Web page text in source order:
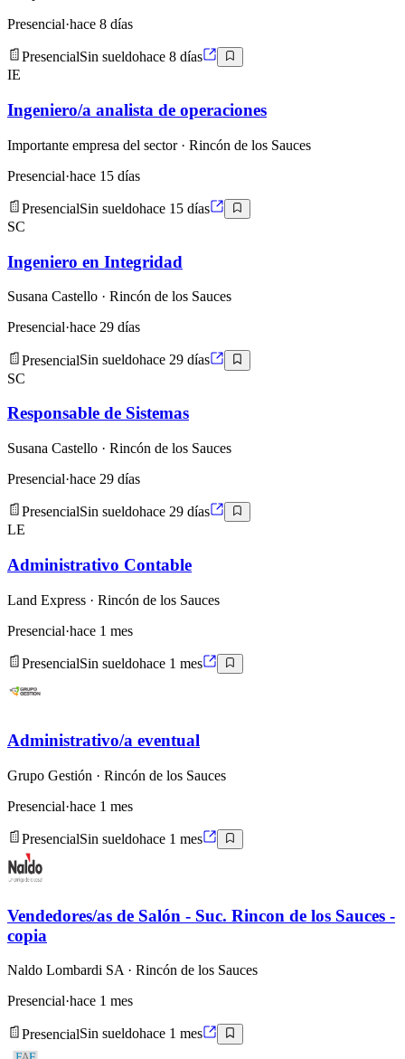
Presencial·hace 8 días
PresencialSin sueldohace 8 días
IE
Ingeniero/a analista de operaciones
Importante empresa del sector· Rincón de los Sauces
Presencial·hace 15 días
PresencialSin sueldohace 15 días
SC
Ingeniero en Integridad
Susana Castello · Rincón de los Sauces
Presencial·hace 29 días
PresencialSin sueldohace 29 días
SC
Responsable de Sistemas
Susana Castello · Rincón de los Sauces
Presencial·hace 29 días
PresencialSin sueldohace 29 días
LE
Administrativo Contable
Land Express · Rincón de los Sauces
Presencial·hace 1 mes
PresencialSin sueldohace 1 mes
Administrativo/a eventual
Grupo Gestión · Rincón de los Sauces
Presencial·hace 1 mes
PresencialSin sueldohace 1 mes
Vendedores/as de Salón - Suc. Rincon de los Sauces -
copia
Naldo Lombardi SA· Rincón de los Sauces
Presencial·hace 1 mes
PresencialSin sueldohace 1 mes